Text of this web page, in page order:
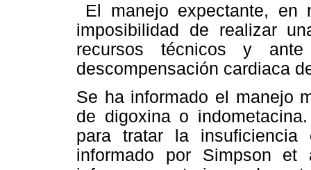
El manejo expectante, en
imposibilidad de realizar
recursos técnicos y
descompensación cardiaca
Se ha informado el manejo
de digoxina o
para tratar la
informado por Simpson